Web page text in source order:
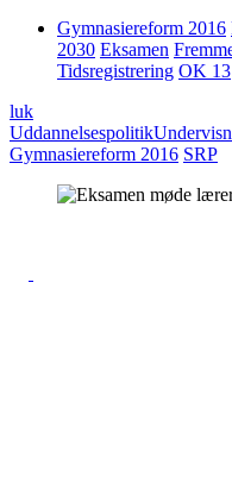
Gymnasiereform 2016
2030 Eksamen
Tidsregistrering OK 13
luk
Uddannelsespolitik
Gymnasiereform 2016 SRP